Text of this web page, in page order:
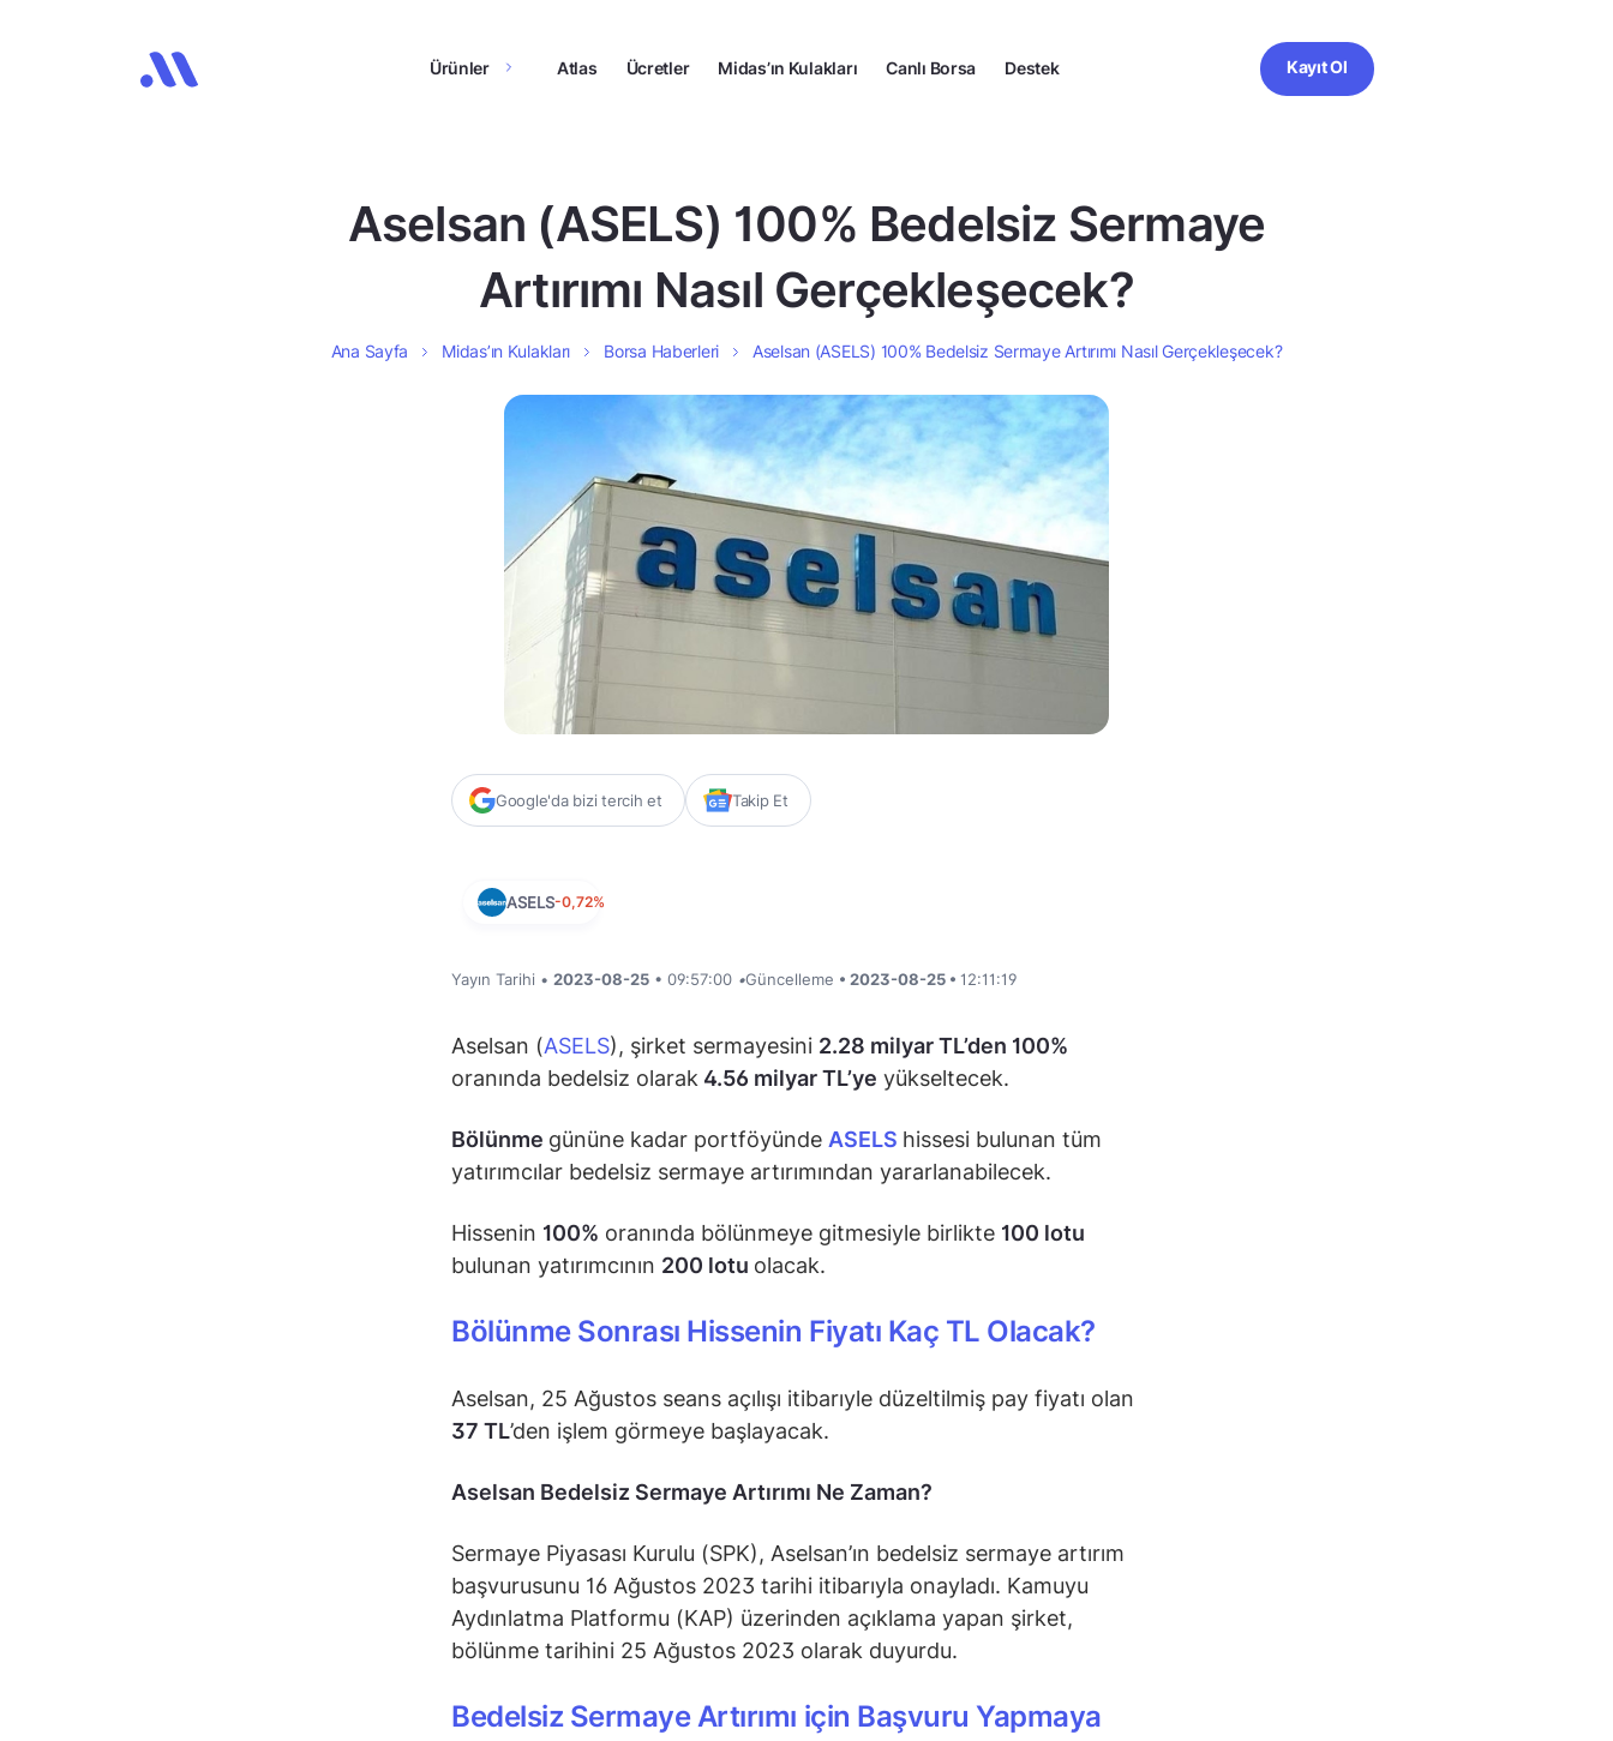
Ürünler Atlas Ücretler Midas’ın Kulakları Canlı Borsa Destek Kayıt Ol
Aselsan (ASELS) 100% Bedelsiz Sermaye
Artırımı Nasıl Gerçekleşecek?
Ana Sayfa Midas’ın Kulakları Borsa Haberleri Aselsan (ASELS) 100% Bedelsiz Sermaye Artırımı Nasıl Gerçekleşecek?
Google'da bizi tercih et Takip Et
ASELS-0,72%
Yayın Tarihi • 2023-08-25 • 09:57:00 •Güncelleme • 2023-08-25 • 12:11:19
Aselsan (ASELS), şirket sermayesini 2.28 milyar TL’den 100%
oranında bedelsiz olarak 4.56 milyar TL’ye yükseltecek.
Bölünme gününe kadar portföyünde ASELS hissesi bulunan tüm
yatırımcılar bedelsiz sermaye artırımından yararlanabilecek.
Hissenin 100% oranında bölünmeye gitmesiyle birlikte 100 lotu
bulunan yatırımcının 200 lotu olacak.
Bölünme Sonrası Hissenin Fiyatı Kaç TL Olacak?
Aselsan, 25 Ağustos seans açılışı itibarıyle düzeltilmiş pay fiyatı olan
37 TL’den işlem görmeye başlayacak.
Aselsan Bedelsiz Sermaye Artırımı Ne Zaman?
Sermaye Piyasası Kurulu (SPK), Aselsan’ın bedelsiz sermaye artırım
başvurusunu 16 Ağustos 2023 tarihi itibarıyla onayladı. Kamuyu
Aydınlatma Platformu (KAP) üzerinden açıklama yapan şirket,
bölünme tarihini 25 Ağustos 2023 olarak duyurdu.
Bedelsiz Sermaye Artırımı için Başvuru Yapmaya